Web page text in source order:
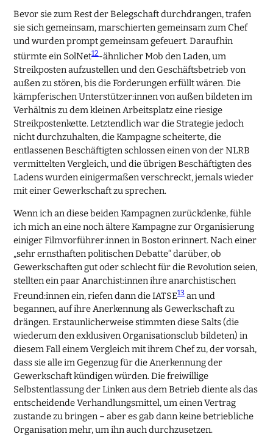
Bevor sie zum Rest der Belegschaft durchdrangen, trafen
sie sich gemeinsam, marschierten gemeinsam zum Chef
und wurden prompt gemeinsam gefeuert. Daraufhin
stürmte ein SolNet12-ähnlicher Mob den Laden, um
Streikposten aufzustellen und den Geschäftsbetrieb von
außen zu stören, bis die Forderungen erfüllt wären. Die
kämpferischen Unterstützer:innen von außen bildeten im
Verhältnis zu dem kleinen Arbeitsplatz eine riesige
Streikpostenkette. Letztendlich war die Strategie jedoch
nicht durchzuhalten, die Kampagne scheiterte, die
entlassenen Beschäftigten schlossen einen von der NLRB
vermittelten Vergleich, und die übrigen Beschäftigten des
Ladens wurden einigermaßen verschreckt, jemals wieder
mit einer Gewerkschaft zu sprechen.
Wenn ich an diese beiden Kampagnen zurückdenke, fühle
ich mich an eine noch ältere Kampagne zur Organisierung
einiger Filmvorführer:innen in Boston erinnert. Nach einer
„sehr ernsthaften politischen Debatte“ darüber, ob
Gewerkschaften gut oder schlecht für die Revolution seien,
stellten ein paar Anarchist:innen ihre anarchistischen
Freund:innen ein, riefen dann die IATSE13 an und
begannen, auf ihre Anerkennung als Gewerkschaft zu
drängen. Erstaunlicherweise stimmten diese Salts (die
wiederum den exklusiven Organisationsclub bildeten) in
diesem Fall einem Vergleich mit ihrem Chef zu, der vorsah,
dass sie alle im Gegenzug für die Anerkennung der
Gewerkschaft kündigen würden. Die freiwillige
Selbstentlassung der Linken aus dem Betrieb diente als das
entscheidende Verhandlungsmittel, um einen Vertrag
zustande zu bringen – aber es gab dann keine betriebliche
Organisation mehr, um ihn auch durchzusetzen.